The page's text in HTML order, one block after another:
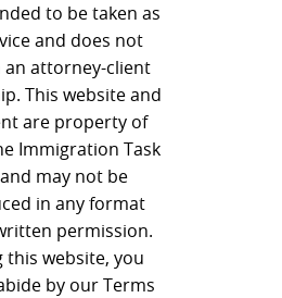
to be taken as
and does not
an attorney-client
This website and
are property of
Immigration Task
may not be
in any format
permission.
this website, you
by our Terms